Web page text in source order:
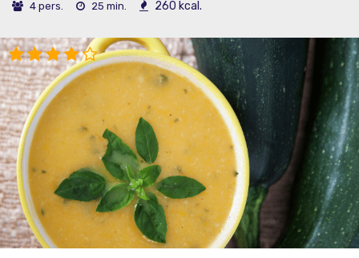
4 pers. 25 min. 260 kcal.